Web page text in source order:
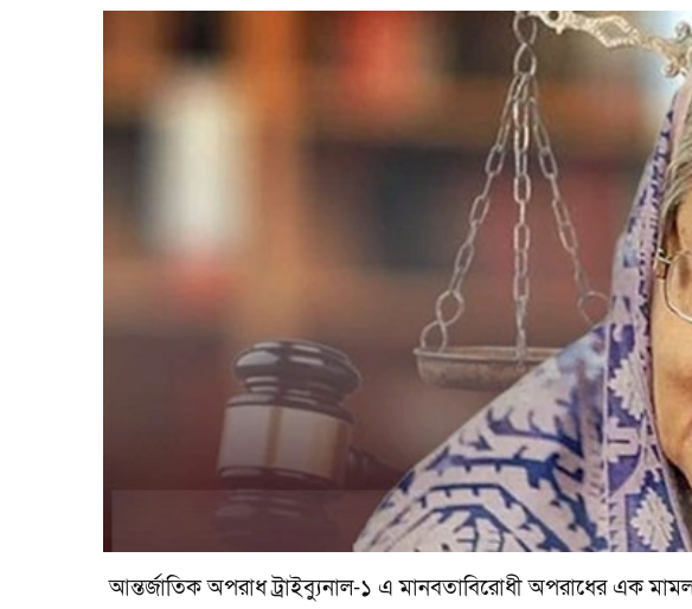
আন্তর্জাতিক অপরাধ ট্রাইব্যুনাল-১ এ মানবতাবিরোধী অপরাধের এক